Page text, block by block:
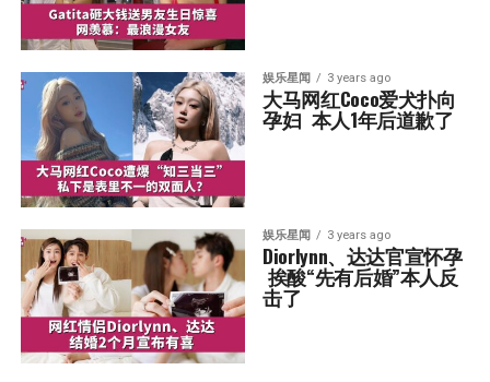
娱乐星闻 3 years ago
大马网红Coco爱犬扑向
孕妇  本人1年后道歉了
娱乐星闻 3 years ago
Diorlynn、达达官宣怀孕
挨酸“先有后婚”本人反
击了